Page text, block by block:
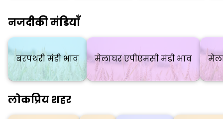
नजदीकी मंडियाँ
बरपथरी मंडी भाव मेलाघर एपीएमसी मंडी भाव
लोकप्रिय शहर